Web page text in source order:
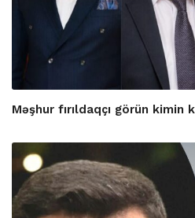
Məşhur fırıldaqçı görün kimin